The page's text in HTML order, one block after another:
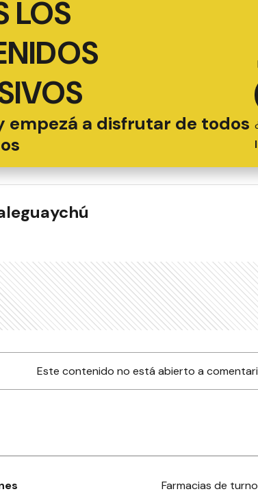
LOS
empezá a disfrutar de todos
Este contenido no está abierto a
Farmacias de turno